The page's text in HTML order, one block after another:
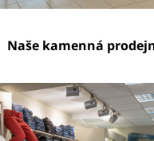
Naše kamenná